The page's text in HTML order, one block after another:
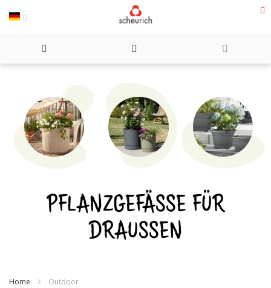
Direkt
Inhalt
PFLANZGEFÄSSE FÜR D
RAUSSEN
Home Outdoor